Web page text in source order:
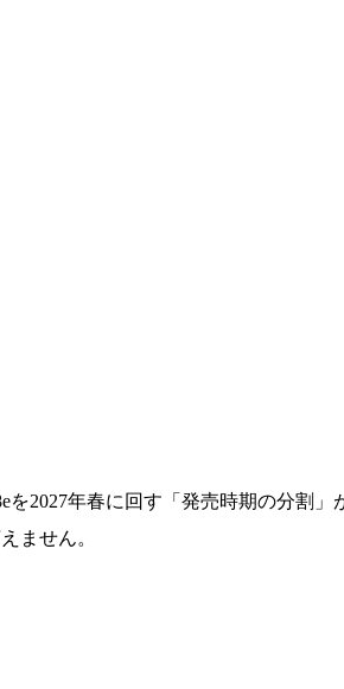
を2027年春に回す「発売時期の分割
ません。